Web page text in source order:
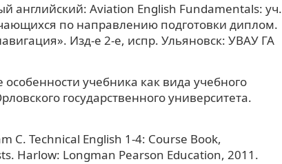
английский: Aviation English Fundamentals: уч.
по направлению подготовки диплом.
Изд-е 2-е, испр. Ульяновск: УВАУ ГА
учебника как вида учебного
государственного университета.
C. Technical English 1-4: Course Book,
Harlow: Longman Pearson Education, 2011.